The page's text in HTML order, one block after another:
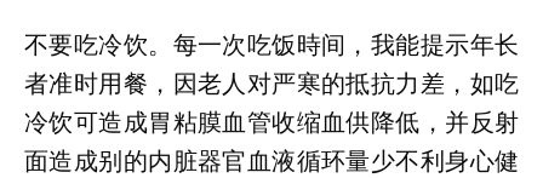
不要吃冷饮。每一次吃饭時间，我能提示年长
者准时用餐，因老人对严寒的抵抗力差，如吃
冷饮可造成胃粘膜血管收缩血供降低，并反射
面造成别的内脏器官血液循环量少不利身心健